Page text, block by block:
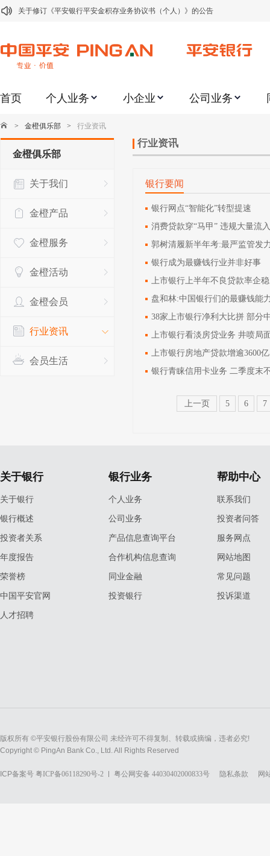
关于修订《平安银行平安金积存业务协议书（个人）》的公告
关于2021年劳动节期间代理贵金属业务风险提示的通知
关于加强代理贵金属业务风险防范的提示
关于进一步加强代理贵金属业务风险防范的提示
关于平安银行电子版信用卡更名为平安银行数字信用卡的公告
关于调整存量首套住房贷款利率的公告
首页 个人业务 小企业 公司业务
> 金橙俱乐部 > 行业资讯
金橙俱乐部
关于我们
金橙产品
金橙服务
金橙活动
金橙会员
行业资讯
会员生活
行业资讯
银行要闻
银行网点“智能化”转型提速
消费贷款穿“马甲” 违规大量流
郭树清履新半年考:最严监管发
银行成为最赚钱行业并非好事
上市银行上半年不良贷款率企稳
盘和林:中国银行们的最赚钱能
38家上市银行净利大比拼 部分
上市银行看淡房贷业务 井喷局
上市银行房地产贷款增逾3600
银行青睐信用卡业务 二季度末
上一页 5 6 7
关于银行
关于银行
银行概述
投资者关系
年度报告
荣誉榜
中国平安官网
人才招聘
银行业务
个人业务
公司业务
产品信息查询平台
合作机构信息查询
同业金融
投资银行
帮助中心
联系我们
投资者问答
服务网点
网站地图
常见问题
投诉渠道
版权所有 ©平安银行股份有限公司 未经许可不得复制、转载或摘编，违者必究!
Copyright © PingAn Bank Co., Ltd. All Rights Reserved
ICP备案号 粤ICP备06118290号-2 粤公网安备 44030402000833号 隐私条款 网